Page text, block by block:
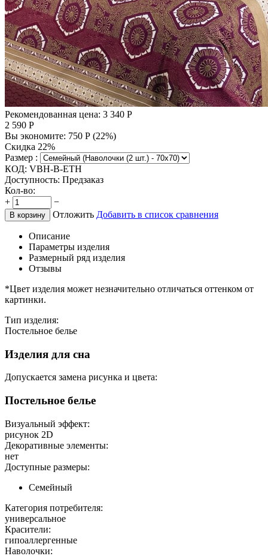
Рекомендованная цена: 3 340 Р
2 590 Р
Вы экономите: 750 Р (22%)
Скидка 22%
Размер :
КОД: VBH-B-ETH
Доступность: Предзаказ
Кол-во:
+
−
В корзину Отложить Добавить в список сравнения
Описание
Параметры изделия
Размерный ряд изделия
Отзывы
*Цвет изделия может незначительно отличаться оттенком от
картинки.
Тип изделия:
Постельное белье
Изделия для сна
Допускается замена рисунка и цвета:
Постельное белье
Визуальный эффект:
рисунок 2D
Декоративные элементы:
нет
Доступные размеры:
Семейный
Категория потребителя:
универсальное
Красители:
гипоаллергенные
Наволочки: